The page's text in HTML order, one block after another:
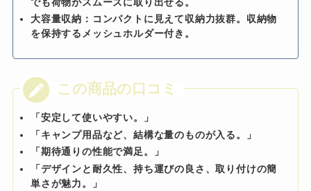
大容量収納：コンパクトに見えて収納力抜群。収納物
を保持するメッシュホルダー付き。
「安定して使いやすい。」
「キャンプ用品など、結構な量のものが入る。」
「期待通りの性能で満足。」
「デザインと耐久性、持ち運びの良さ、取り付けの簡
単さが魅力。」